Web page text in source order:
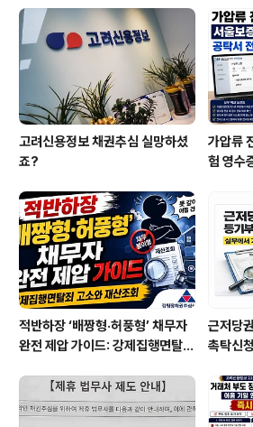
급격히 떨어집니다. ‘조금만 더 기다려보자’는 생각은
자에게 도망칠 시간을 주는 꼴입니다.지금이라도 전
함께 정확한 전략을 세워야 합니다.⸻I. 적을 알
긴다 – 채무자 유형별 ..
고려신용정보 채권추심 실망하셨
죠?
가압류
험 영수
적반하장 ‘배짱형·허풍형’ 채무자
완전 제압 가이드: 강제집행면탈죄
근저당
촉탁신